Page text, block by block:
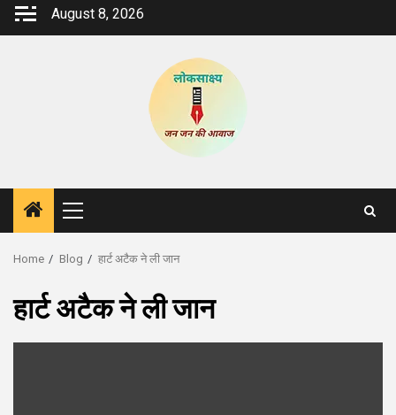
Skip
August 8, 2026
Primary
Menu
Home Blog हार्ट अटैक ने ली जान
हार्ट अटैक ने ली जान